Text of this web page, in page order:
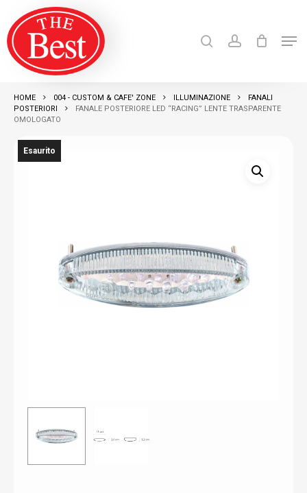
main
content
Products
search
HOME 004 - CUSTOM & CAFE' ZONE ILLUMINAZIONE
FANALI
POSTERIORI
FANALE POSTERIORE LED “RACING” LENTE TRASPARENTE
OMOLOGATO
Esaurito
Close